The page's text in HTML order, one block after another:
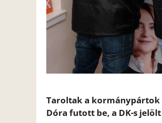
Taroltak a kormánypártok
Dóra futott be, a DK-s